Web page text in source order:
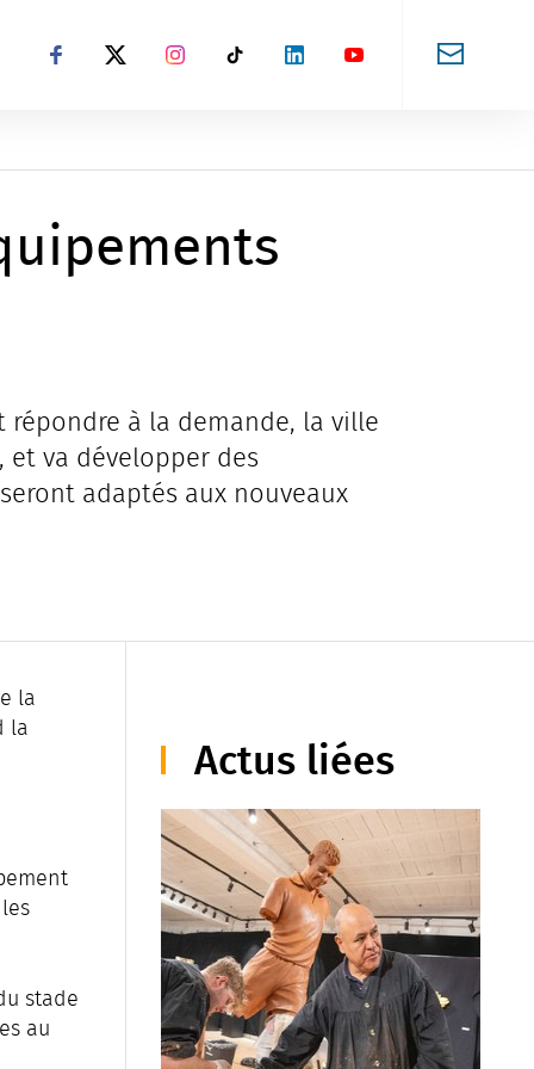
Suivez-nous sur Facebook
Suivez-nous sur X
Suivez-nous sur Instagram
Suivez-nous sur TikTok
Suivez-nous sur LinkedIn
Suivez-nous sur
répondre à la demande, la ville
et va développer des
adaptés aux nouveaux
la
la
stade
au
Actus liées